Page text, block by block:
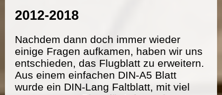
2012-2018
Nachdem dann doch immer wieder
einige Fragen aufkamen, haben wir uns
entschieden, das Flugblatt zu erweitern.
Aus einem einfachen DIN-A5 Blatt
wurde ein DIN-Lang Faltblatt, mit viel